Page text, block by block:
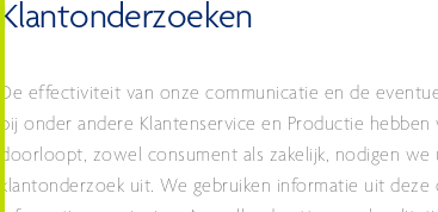
Klantonderzoeken
De effectiviteit van onze communicatie en de
bij onder andere Klantenservice en Productie
doorloopt, zowel consument als zakelijk, nodigen
klantonderzoek uit. We gebruiken informatie uit